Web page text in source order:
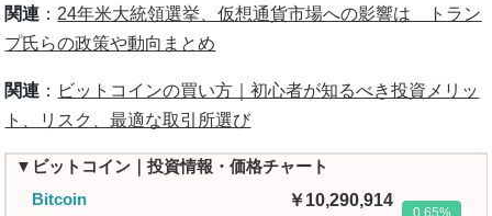
関連 ： 24年米大統領選挙、仮想通貨市場への影響は トラン
プ氏らの政策や動向まとめ
関連 ： ビットコインの買い方｜初心者が知るべき投資メリッ
ト、リスク、最適な取引所選び
▼ビットコイン｜投資情報・価格チャート
Bitcoin
10,290,914
0.65